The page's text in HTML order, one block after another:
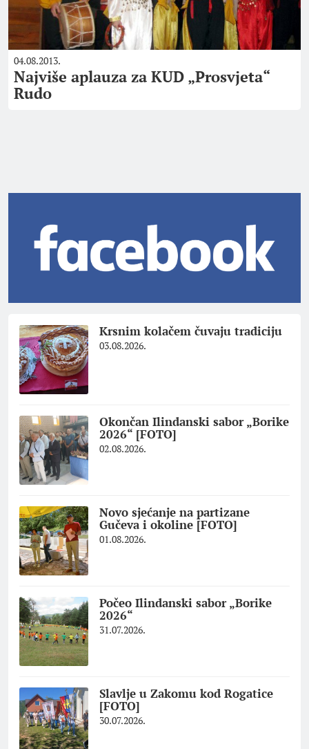
04.08.2013.
Najviše aplauza za KUD „Prosvjeta“
Rudo
Krsnim kolačem čuvaju tradiciju
03.08.2026.
Okončan Ilindanski sabor „Borike
2026“ [FOTO]
02.08.2026.
Novo sjećanje na partizane
Gučeva i okoline [FOTO]
01.08.2026.
Počeo Ilindanski sabor „Borike
2026“
31.07.2026.
Slavlje u Zakomu kod Rogatice
[FOTO]
30.07.2026.